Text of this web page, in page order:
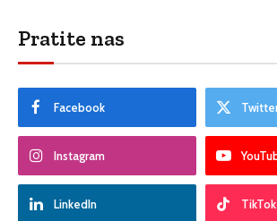
Pratite nas
Facebook
Instagram
LinkedIn TikTok